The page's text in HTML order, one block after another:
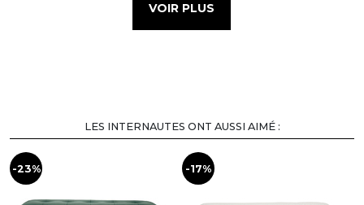
VOIR PLUS
LES INTERNAUTES ONT AUSSI AIMÉ :
-23% -17%